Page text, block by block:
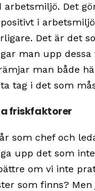
arbetsmiljö. Det
i
Det är det
man upp
man både
tag i det som
friskfaktorer
som chef och
upp det som
om vi inte
som finns? Men